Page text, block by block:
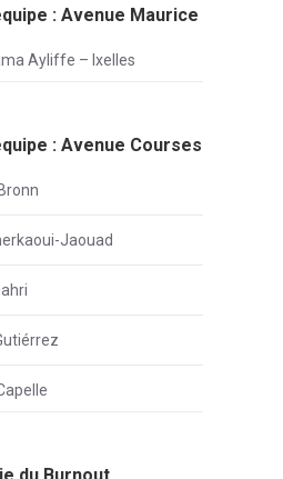
: Avenue Maurice
Ayliffe – Ixelles
: Avenue Courses
Jaouad